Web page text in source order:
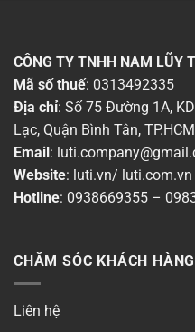
CÔNG TY TNHH NAM LŨY
Mã số thuế: 0313492335
Địa chỉ: Số 75 Đường 1A,
Lạc, Quận Bình Tân, TP.HCM
Email :
Website: luti.vn/ luti.com.vn
Hotline: 0938669355 –
CHĂM SÓC KHÁCH HÀNG
Liên hệ